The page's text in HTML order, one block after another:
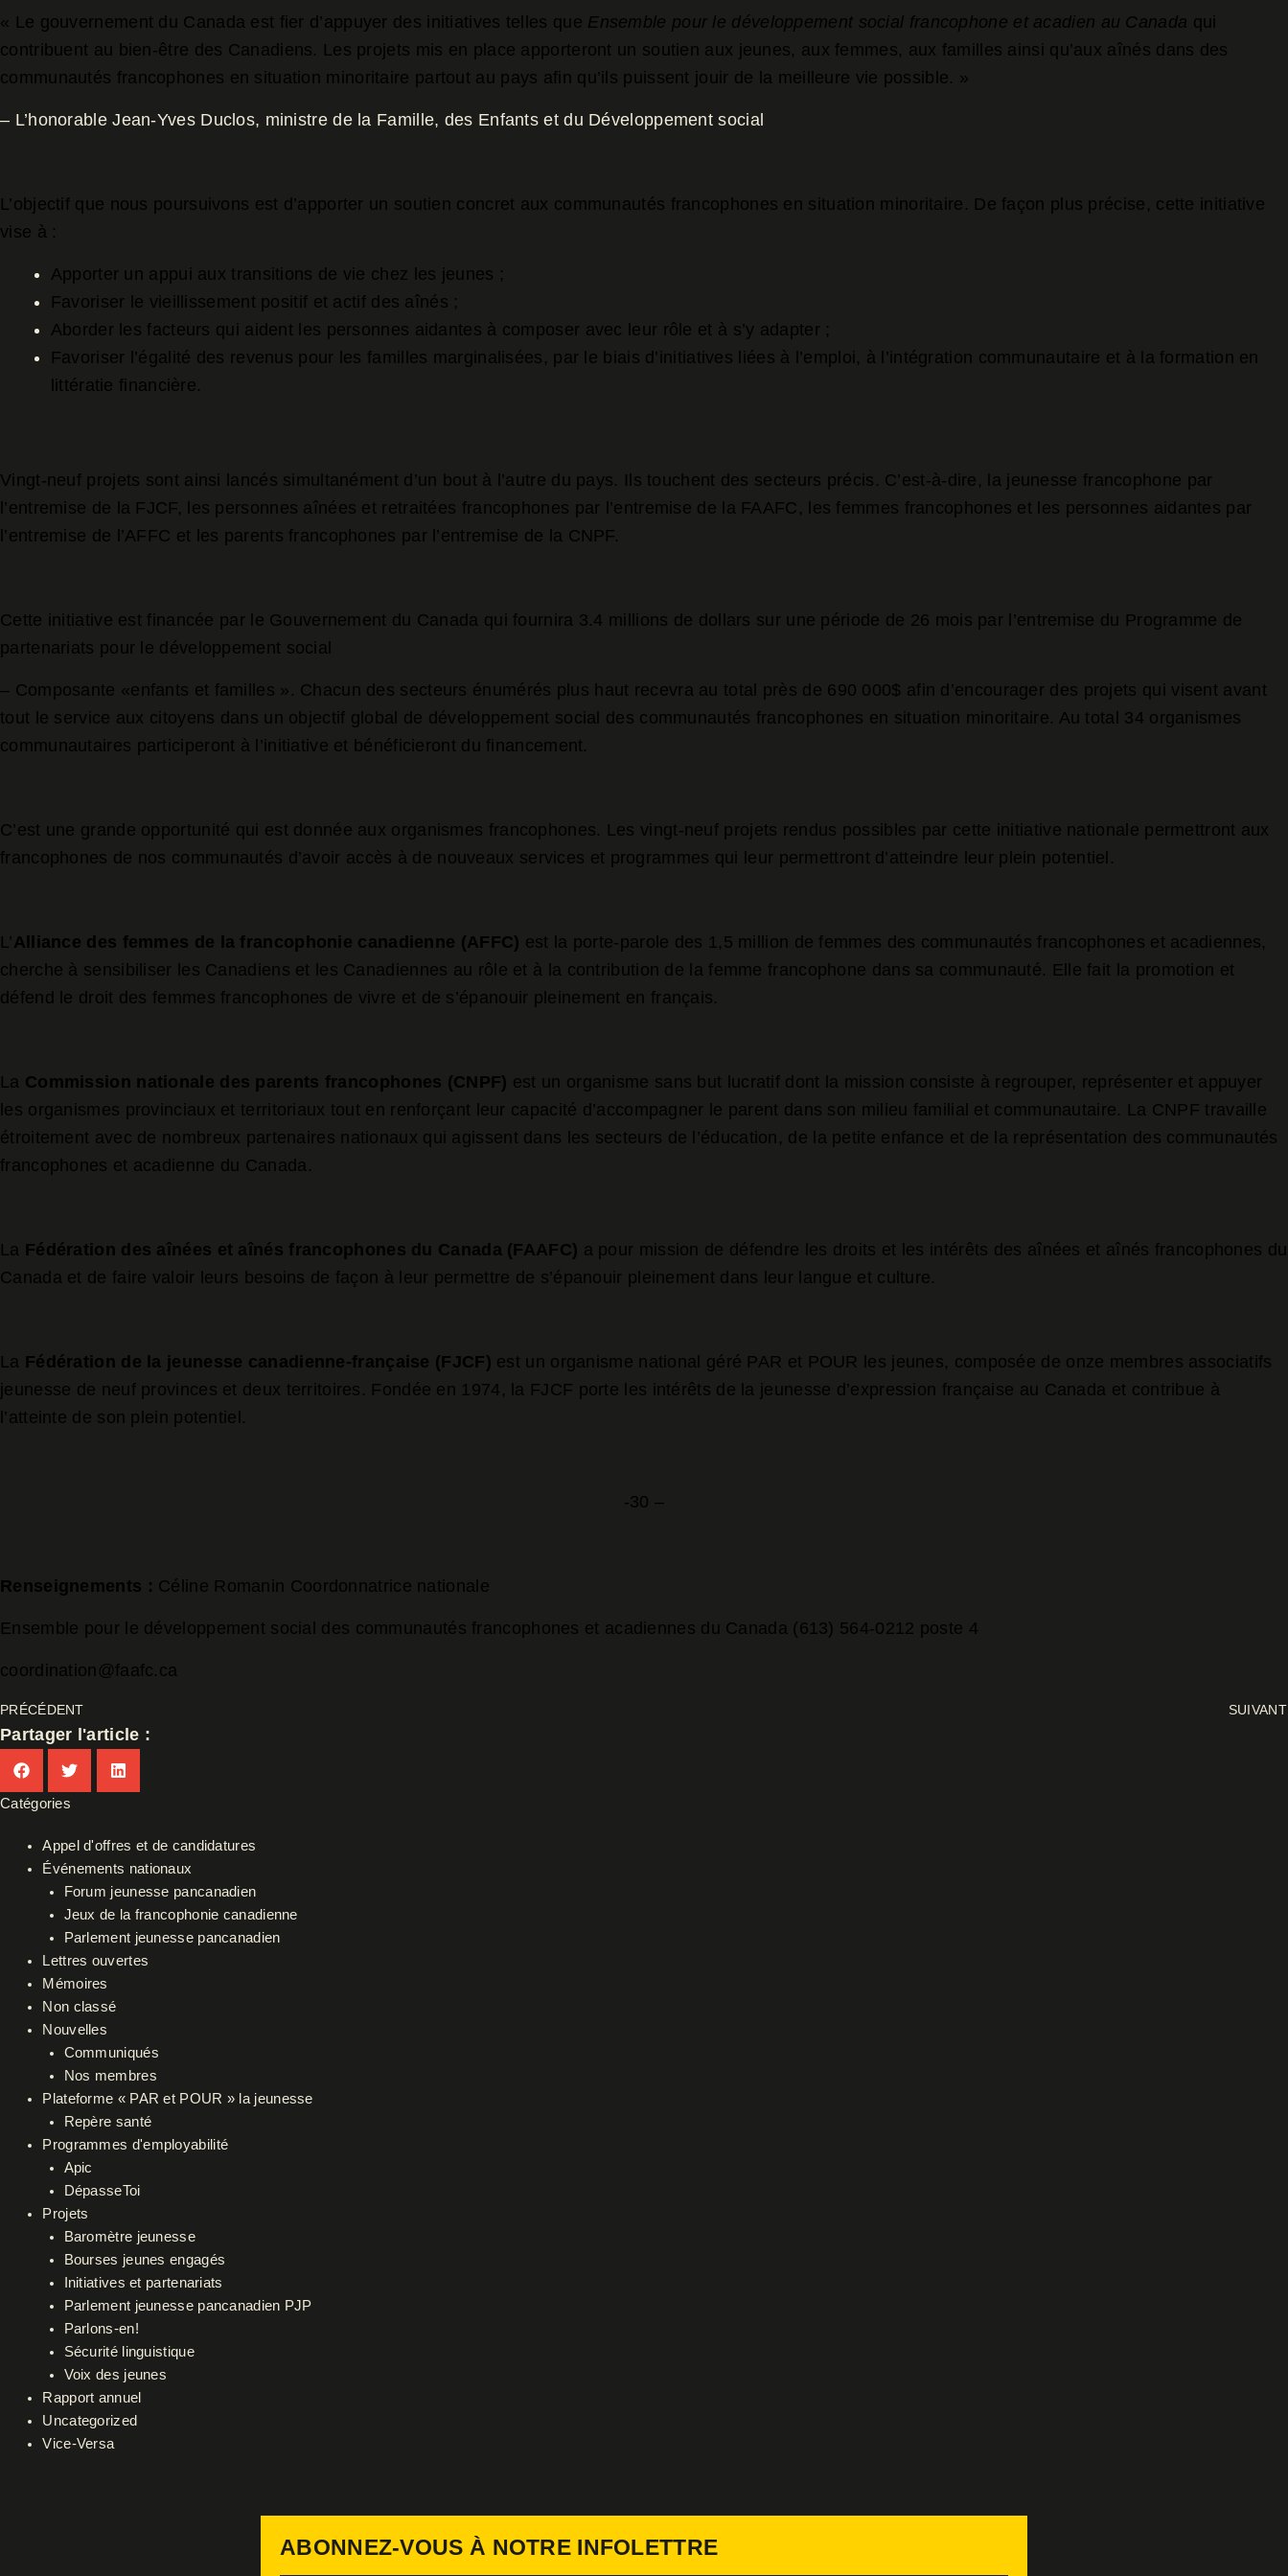
« Le gouvernement du Canada est fier d’appuyer des initiatives telles que Ensemble pour le développement social francophone et acadien au Canada qui
contribuent au bien-être des Canadiens. Les projets mis en place apporteront un soutien aux jeunes, aux femmes, aux familles ainsi qu’aux aînés dans des
communautés francophones en situation minoritaire partout au pays afin qu’ils puissent jouir de la meilleure vie possible. »
– L’honorable Jean-Yves Duclos, ministre de la Famille, des Enfants et du Développement social
L’objectif que nous poursuivons est d’apporter un soutien concret aux communautés francophones en situation minoritaire. De façon plus précise, cette initiative
vise à :
Apporter un appui aux transitions de vie chez les jeunes ;
Favoriser le vieillissement positif et actif des aînés ;
Aborder les facteurs qui aident les personnes aidantes à composer avec leur rôle et à s’y adapter ;
Favoriser l’égalité des revenus pour les familles marginalisées, par le biais d’initiatives liées à l’emploi, à l’intégration communautaire et à la formation en
littératie financière.
Vingt-neuf projets sont ainsi lancés simultanément d’un bout à l’autre du pays. Ils touchent des secteurs précis. C’est-à-dire, la jeunesse francophone par
l’entremise de la FJCF, les personnes aînées et retraitées francophones par l’entremise de la FAAFC, les femmes francophones et les personnes aidantes par
l’entremise de l’AFFC et les parents francophones par l’entremise de la CNPF.
Cette initiative est financée par le Gouvernement du Canada qui fournira 3.4 millions de dollars sur une période de 26 mois par l’entremise du Programme de
partenariats pour le développement social
– Composante «enfants et familles ». Chacun des secteurs énumérés plus haut recevra au total près de 690 000$ afin d’encourager des projets qui visent avant
tout le service aux citoyens dans un objectif global de développement social des communautés francophones en situation minoritaire. Au total 34 organismes
communautaires participeront à l’initiative et bénéficieront du financement.
C’est une grande opportunité qui est donnée aux organismes francophones. Les vingt-neuf projets rendus possibles par cette initiative nationale permettront aux
francophones de nos communautés d’avoir accès à de nouveaux services et programmes qui leur permettront d’atteindre leur plein potentiel.
L’Alliance des femmes de la francophonie canadienne (AFFC) est la porte-parole des 1,5 million de femmes des communautés francophones et acadiennes,
cherche à sensibiliser les Canadiens et les Canadiennes au rôle et à la contribution de la femme francophone dans sa communauté. Elle fait la promotion et
défend le droit des femmes francophones de vivre et de s’épanouir pleinement en français.
La Commission nationale des parents francophones (CNPF) est un organisme sans but lucratif dont la mission consiste à regrouper, représenter et appuyer
les organismes provinciaux et territoriaux tout en renforçant leur capacité d’accompagner le parent dans son milieu familial et communautaire. La CNPF travaille
étroitement avec de nombreux partenaires nationaux qui agissent dans les secteurs de l’éducation, de la petite enfance et de la représentation des communautés
francophones et acadienne du Canada.
La Fédération des aînées et aînés francophones du Canada (FAAFC) a pour mission de défendre les droits et les intérêts des aînées et aînés francophones du
Canada et de faire valoir leurs besoins de façon à leur permettre de s’épanouir pleinement dans leur langue et culture.
La Fédération de la jeunesse canadienne-française (FJCF) est un organisme national géré PAR et POUR les jeunes, composée de onze membres associatifs
jeunesse de neuf provinces et deux territoires. Fondée en 1974, la FJCF porte les intérêts de la jeunesse d’expression française au Canada et contribue à
l’atteinte de son plein potentiel.
-30 –
Renseignements : Céline Romanin Coordonnatrice nationale
Ensemble pour le développement social des communautés francophones et acadiennes du Canada (613) 564-0212 poste 4
coordination@faafc.ca
PRÉCÉDENT SUIVANT
Partager l'article :
Catégories
Appel d'offres et de candidatures
Événements nationaux
Forum jeunesse pancanadien
Jeux de la francophonie canadienne
Parlement jeunesse pancanadien
Lettres ouvertes
Mémoires
Non classé
Nouvelles
Communiqués
Nos membres
Plateforme « PAR et POUR » la jeunesse
Repère santé
Programmes d'employabilité
Apic
DépasseToi
Projets
Baromètre jeunesse
Bourses jeunes engagés
Initiatives et partenariats
Parlement jeunesse pancanadien PJP
Parlons-en!
Sécurité linguistique
Voix des jeunes
Rapport annuel
Uncategorized
Vice-Versa
ABONNEZ-VOUS À NOTRE INFOLETTRE